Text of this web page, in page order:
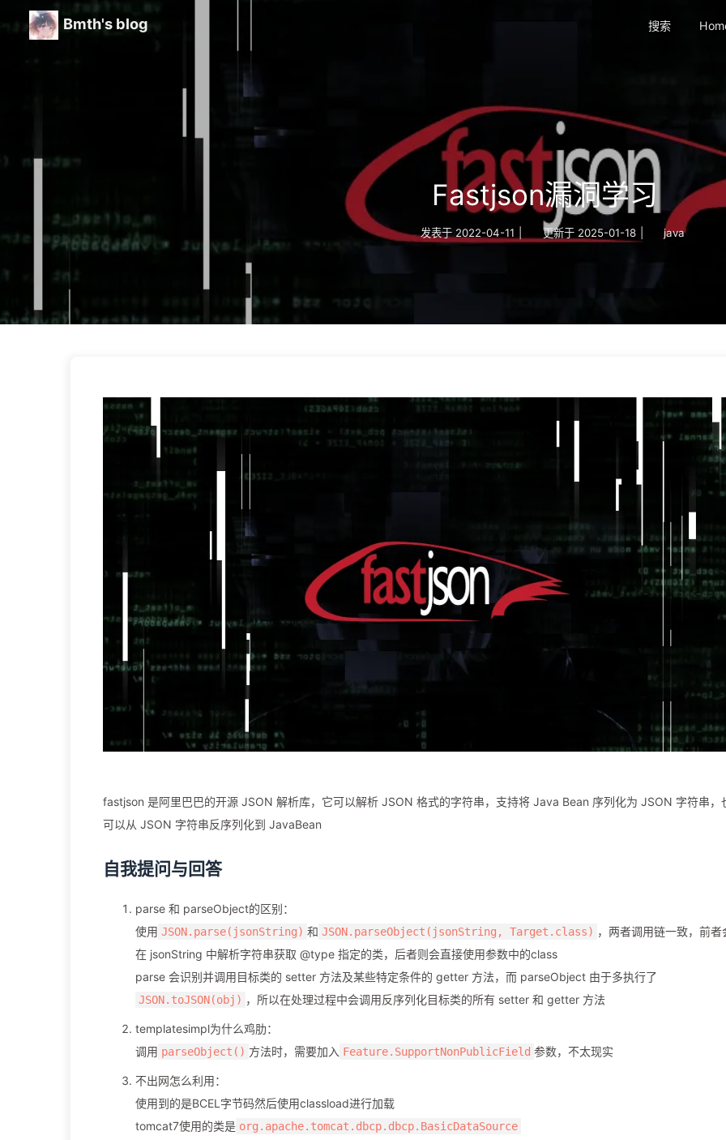
Bmth's blog 搜索
Fastjson漏洞学习
发表于 2022-04-11 更新于 2025-01-18 java
fastjson 是阿里巴巴的开源 JSON 解析库，它可以解析 JSON 格式的字符串，支持将 Java Bean 序列化为 JSON 字符串，
可以从 JSON 字符串反序列化到 JavaBean
自我提问与回答
parse 和 parseObject的区别：
使用 JSON.parse(jsonString) 和 JSON.parseObject(jsonString, Target.class) ，两者调用链一致，前者
在 jsonString 中解析字符串获取 @type 指定的类，后者则会直接使用参数中的class
parse 会识别并调用目标类的 setter 方法及某些特定条件的 getter 方法，而 parseObject 由于多执行了
JSON.toJSON(obj) ，所以在处理过程中会调用反序列化目标类的所有 setter 和 getter 方法
templatesimpl为什么鸡肋：
调用 parseObject() 方法时，需要加入 Feature.SupportNonPublicField 参数，不太现实
不出网怎么利用：
使用到的是BCEL字节码然后使用classload进行加载
tomcat7使用的类是 org.apache.tomcat.dbcp.dbcp.BasicDataSource